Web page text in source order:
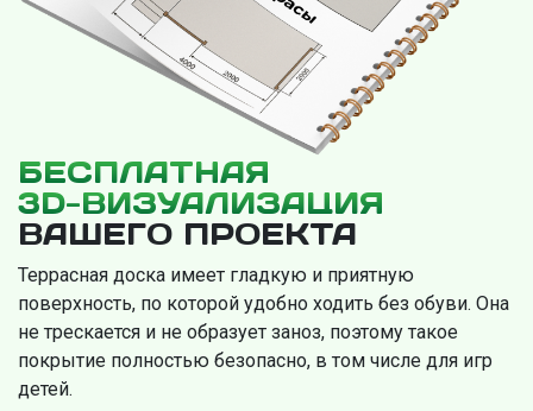
БЕСПЛАТНАЯ
3D-ВИЗУАЛИЗАЦИЯ
ВАШЕГО ПРОЕКТА
Террасная доска имеет гладкую и приятную
поверхность, по которой удобно ходить без обуви. Она
не трескается и не образует заноз, поэтому такое
покрытие полностью безопасно, в том числе для игр
детей.